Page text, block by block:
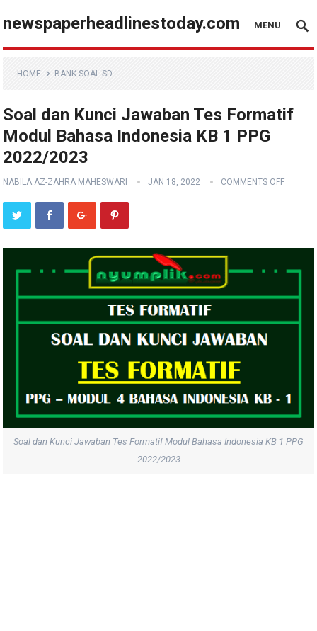
newspaperheadlinestoday.com MENU
HOME BANK SOAL SD
Soal dan Kunci Jawaban Tes Formatif
Modul Bahasa Indonesia KB 1 PPG
2022/2023
NABILA AZ-ZAHRA MAHESWARI JAN 18, 2022 COMMENTS OFF
Soal dan Kunci Jawaban Tes Formatif Modul Bahasa Indonesia KB 1 PPG
2022/2023